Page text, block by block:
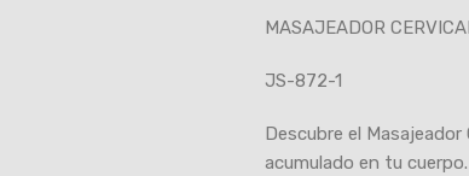
MASAJEADOR
JS-872-1
Descubre el
acumulado en tu